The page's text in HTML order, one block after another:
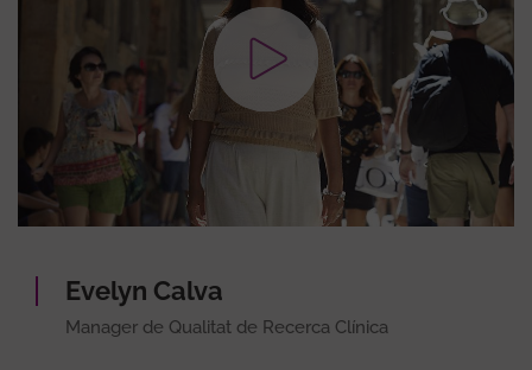
Evelyn Calva
Manager de Qualitat de Recerca Clínica